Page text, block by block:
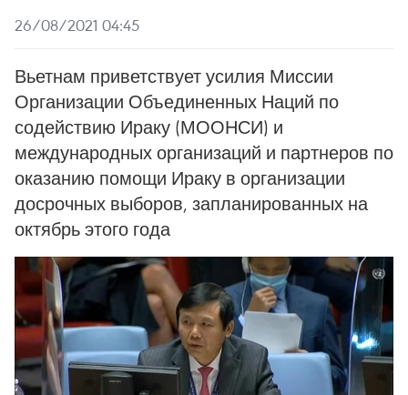
26/08/2021 04:45
Вьетнам приветствует усилия Миссии
Организации Объединенных Наций по
содействию Ираку (МООНСИ) и
международных организаций и партнеров по
оказанию помощи Ираку в организации
досрочных выборов, запланированных на
октябрь этого года